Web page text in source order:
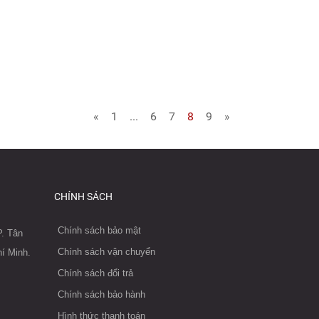
« 1 ... 6 7 8 9 »
Tân
Minh.
CHÍNH SÁCH
Chính sách bảo mật
Chính sách vận chuyển
Chính sách đổi trả
Chính sách bảo hành
Hình thức thanh toán